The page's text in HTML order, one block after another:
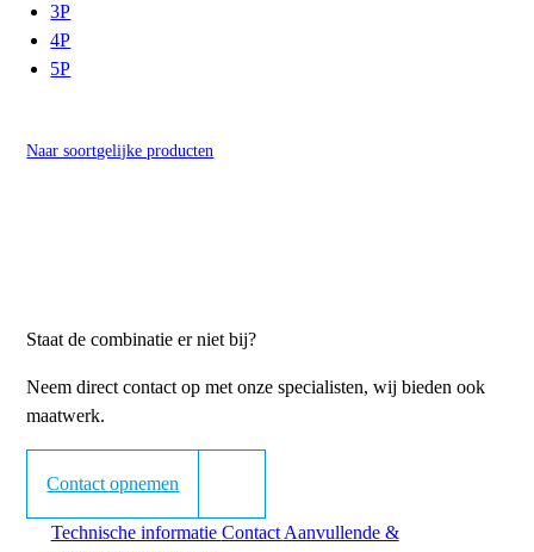
3P
4P
5P
Naar soortgelijke producten
Staat de combinatie er niet bij?
Neem direct contact op met onze specialisten, wij bieden ook
maatwerk.
Contact opnemen
Technische informatie Contact Aanvullende &